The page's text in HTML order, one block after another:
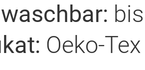
Oeko-